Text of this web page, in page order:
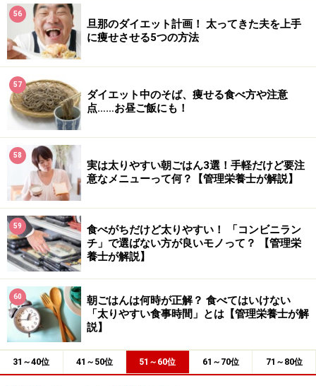
56
旦那のダイエット計画！ 太ってきた夫を上手
に痩せさせる5つの方法
57
ダイエット中のそば、痩せる食べ方や注意
点……お昼ご飯にも！
58
実は太りやすい朝ごはん3選！手軽だけど要注
意なメニューって何？【管理栄養士が解説】
59
食べがちだけど太りやすい！ 「コンビニラン
チ」で選ばない方が良いモノって？ 【管理栄
養士が解説】
60
朝ごはんは何時が正解？ 食べてはいけない
「太りやすい食事時間」とは【管理栄養士が解
説】
31～40位 41～50位 51～60位 61～70位 71～80位